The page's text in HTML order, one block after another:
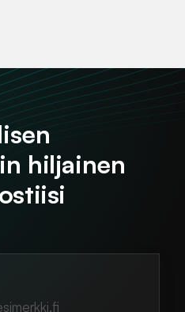
hiljainen